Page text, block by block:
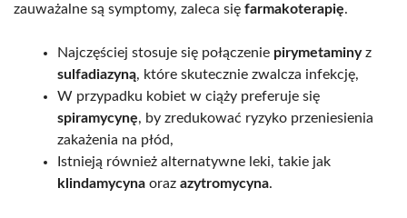
zauważalne są symptomy, zaleca się farmakoterapię.
Najczęściej stosuje się połączenie pirymetaminyz
sulfadiazyną, które skutecznie zwalcza infekcję,
W przypadku kobiet w ciąży preferuje się
spiramycynę, by zredukować ryzyko przeniesienia
zakażenia na płód,
Istnieją również alternatywne leki, takie jak
klindamycyna oraz azytromycyna.